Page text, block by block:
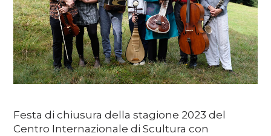
DE EN IT
Festa di chiusura della stagione 2023 del
Centro Internazionale di Scultura con